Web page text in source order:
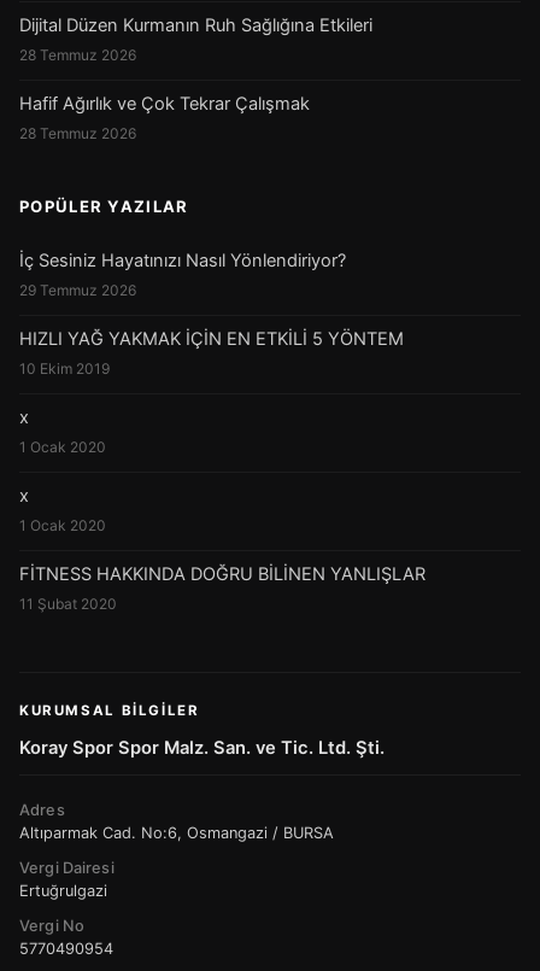
Dijital Düzen Kurmanın Ruh Sağlığına Etkileri
28 Temmuz 2026
Hafif Ağırlık ve Çok Tekrar Çalışmak
28 Temmuz 2026
POPÜLER YAZILAR
İç Sesiniz Hayatınızı Nasıl Yönlendiriyor?
29 Temmuz 2026
HIZLI YAĞ YAKMAK İÇİN EN ETKİLİ 5 YÖNTEM
10 Ekim 2019
x
1 Ocak 2020
x
1 Ocak 2020
FİTNESS HAKKINDA DOĞRU BİLİNEN YANLIŞLAR
11 Şubat 2020
KURUMSAL BILGILER
Koray Spor Spor Malz. San. ve Tic. Ltd. Şti.
Adres
Altıparmak Cad. No:6, Osmangazi / BURSA
Vergi Dairesi
Ertuğrulgazi
Vergi No
5770490954